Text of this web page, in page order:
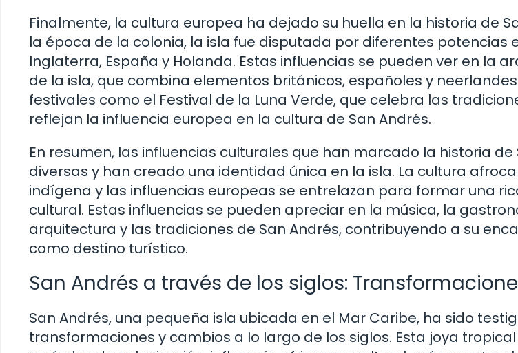
Finalmente, la cultura europea ha dejado su huella en la historia de
la época de la colonia, la isla fue disputada por diferentes potencias
Inglaterra, España y Holanda. Estas influencias se pueden ver en la
de la isla, que combina elementos británicos, españoles y
festivales como el Festival de la Luna Verde, que celebra las
reflejan la influencia europea en la cultura de San Andrés.
En resumen, las influencias culturales que han marcado la historia de
diversas y han creado una identidad única en la isla. La cultura
indígena y las influencias europeas se entrelazan para formar una
cultural. Estas influencias se pueden apreciar en la música, la
arquitectura y las tradiciones de San Andrés, contribuyendo a su
como destino turístico.
San Andrés a través de los siglos:
San Andrés, una pequeña isla ubicada en el Mar Caribe, ha sido
transformaciones y cambios a lo largo de los siglos. Esta joya